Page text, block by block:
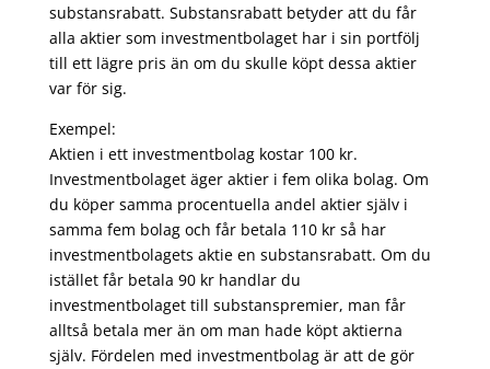
substansrabatt. Substansrabatt betyder att du får
alla aktier som investmentbolaget har i sin portfölj
till ett lägre pris än om du skulle köpt dessa aktier
var för sig.
Exempel:
Aktien i ett investmentbolag kostar 100 kr.
Investmentbolaget äger aktier i fem olika bolag. Om
du köper samma procentuella andel aktier själv i
samma fem bolag och får betala 110 kr så har
investmentbolagets aktie en substansrabatt. Om du
istället får betala 90 kr handlar du
investmentbolaget till substanspremier, man får
alltså betala mer än om man hade köpt aktierna
själv. Fördelen med investmentbolag är att de gör